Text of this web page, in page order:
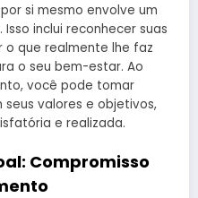
si mesmo envolve um
inclui reconhecer suas
o que realmente lhe faz
o seu bem-estar. Ao
você pode tomar
seus valores e objetivos,
e realizada.
Compromisso